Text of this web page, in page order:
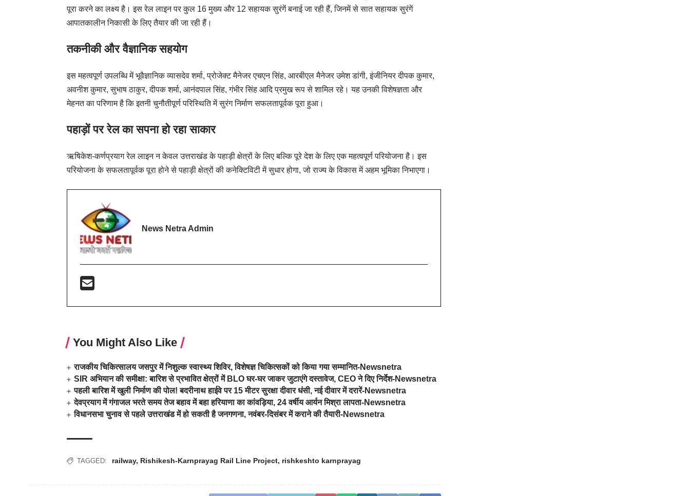
पूरा करने का लक्ष्य है। इस रेल लाइन पर कुल 16 मुख्य और 12 सहायक सुरंगें बनाई जा रही हैं, जिनमें से सात सहायक सुरंगें
आपातकालीन निकासी के लिए तैयार की जा रही हैं।
तकनीकी और वैज्ञानिक सहयोग
इस महत्वपूर्ण उपलब्धि में भूवैज्ञानिक व्यासदेव शर्मा, प्रोजेक्ट मैनेजर एचएन सिंह, आरबीएल मैनेजर उमेश डांगी, इंजीनियर दीपक कुमार,
अवनीश कुमार, सुभाष ठाकुर, दीपक शर्मा, आनंदपाल सिंह, गंभीर सिंह आदि प्रमुख रूप से शामिल रहे। यह उनकी विशेषज्ञता और
मेहनत का परिणाम है कि इतनी चुनौतीपूर्ण परिस्थिति में सुरंग निर्माण सफलतापूर्वक पूरा हुआ।
पहाड़ों पर रेल का सपना हो रहा साकार
ऋषिकेश-कर्णप्रयाग रेल लाइन न केवल उत्तराखंड के पहाड़ी क्षेत्रों के लिए बल्कि पूरे देश के लिए एक महत्वपूर्ण परियोजना है। इस
परियोजना के सफलतापूर्वक पूरा होने से पहाड़ी क्षेत्रों की कनेक्टिविटी में सुधार होगा, जो राज्य के विकास में अहम भूमिका निभाएगा।
News Netra Admin
You Might Also Like
राजकीय चिकित्सालय जसपुर में निशुल्क स्वास्थ्य शिविर, विशेषज्ञ चिकित्सकों को किया गया सम्मानित-Newsnetra
SIR अभियान की समीक्षा: बारिश से प्रभावित क्षेत्रों में BLO घर-घर जाकर जुटाएंगे दस्तावेज, CEO ने दिए निर्देश-Newsnetra
पहली बारिश में खुली निर्माण की पोल! बदरीनाथ हाईवे पर 15 मीटर सुरक्षा दीवार धंसी, नई दीवार में दरारें-Newsnetra
देवप्रयाग में गंगाजल भरते समय तेज बहाव में बहा हरियाणा का कांवड़िया, 24 वर्षीय आर्यन मिश्रा लापता-Newsnetra
विधानसभा चुनाव से पहले उत्तराखंड में हो सकती है जनगणना, नवंबर-दिसंबर में कराने की तैयारी-Newsnetra
TAGGED: railway, Rishikesh-Karnprayag Rail Line Project, rishkeshto karnprayag